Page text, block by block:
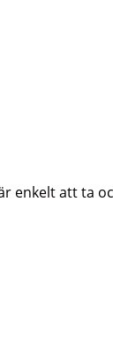
enkelt att ta